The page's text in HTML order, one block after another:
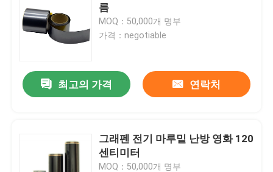
름
MOQ：50,000개 명부
가격：negotiable
최고의 가격 연락처
그래펜 전기 마루밑 난방 영화 120
센티미터
MOQ：50,000개 명부